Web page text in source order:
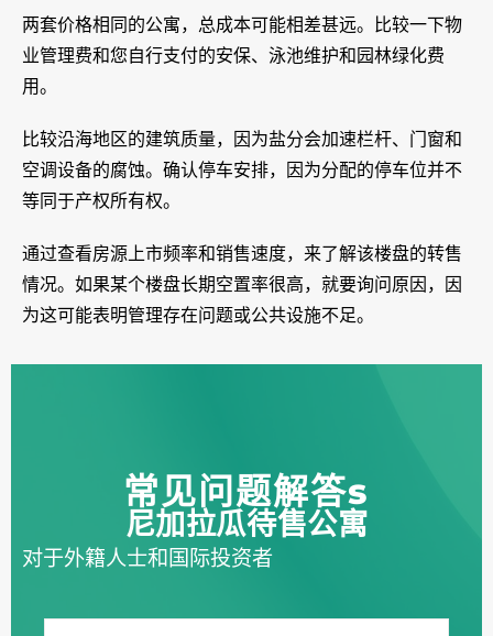
两套价格相同的公寓，总成本可能相差甚远。比较一下物
业管理费和您自行支付的安保、泳池维护和园林绿化费
用。
比较沿海地区的建筑质量，因为盐分会加速栏杆、门窗和
空调设备的腐蚀。确认停车安排，因为分配的停车位并不
等同于产权所有权。
通过查看房源上市频率和销售速度，来了解该楼盘的转售
情况。如果某个楼盘长期空置率很高，就要询问原因，因
为这可能表明管理存在问题或公共设施不足。
常见问题解答s
尼加拉瓜待售公寓
对于外籍人士和国际投资者